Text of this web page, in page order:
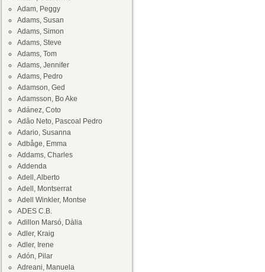
Adam, Peggy
Adams, Susan
Adams, Simon
Adams, Steve
Adams, Tom
Adams, Jennifer
Adams, Pedro
Adamson, Ged
Adamsson, Bo Ake
Adánez, Coto
Adâo Neto, Pascoal Pedro
Adario, Susanna
Adbåge, Emma
Addams, Charles
Addenda
Adell, Alberto
Adell, Montserrat
Adell Winkler, Montse
ADES C.B.
Adillon Marsó, Dàlia
Adler, Kraig
Adler, Irene
Adón, Pilar
Adreani, Manuela